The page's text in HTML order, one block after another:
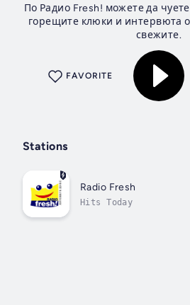
По Радио Fresh! можете да
горещите клюки и интервюта
свежите.
FAVORITE
Stations
Radio Fresh
Hits Today